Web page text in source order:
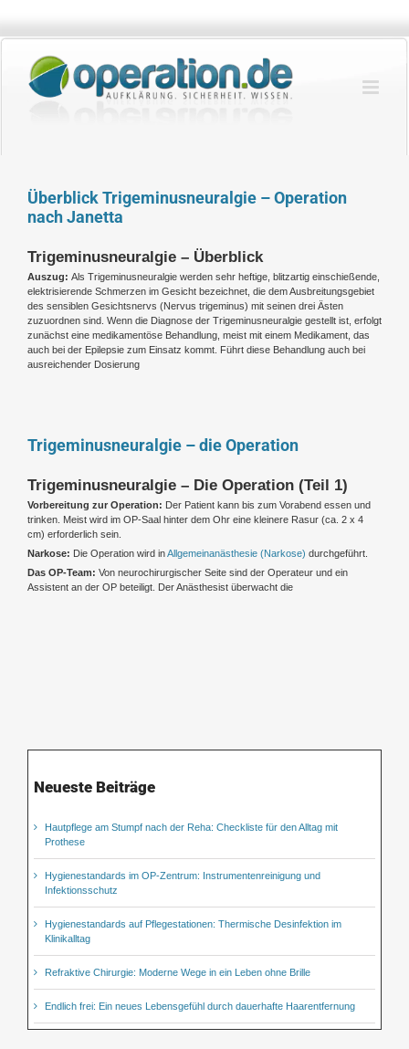
springen
Überblick Trigeminusneuralgie – Operation
nach Janetta
Trigeminusneuralgie – Überblick
Auszug: Als Trigeminusneuralgie werden sehr heftige, blitzartig einschießende,
elektrisierende Schmerzen im Gesicht bezeichnet, die dem Ausbreitungsgebiet
des sensiblen Gesichtsnervs (Nervus trigeminus) mit seinen drei Ästen
zuzuordnen sind. Wenn die Diagnose der Trigeminusneuralgie gestellt ist, erfolgt
zunächst eine medikamentöse Behandlung, meist mit einem Medikament, das
auch bei der Epilepsie zum Einsatz kommt. Führt diese Behandlung auch bei
ausreichender Dosierung
Trigeminusneuralgie – die Operation
Trigeminusneuralgie – Die Operation (Teil 1)
Vorbereitung zur Operation: Der Patient kann bis zum Vorabend essen und
trinken. Meist wird im OP-Saal hinter dem Ohr eine kleinere Rasur (ca. 2 x 4
cm) erforderlich sein.
Narkose: Die Operation wird inAllgemeinanästhesie (Narkose) durchgeführt.
Das OP-Team: Von neurochirurgischer Seite sind der Operateur und ein
Assistent an der OP beteiligt. Der Anästhesist überwacht die
Neueste Beiträge
Hautpflege am Stumpf nach der Reha: Checkliste für den Alltag mit
Prothese
Hygienestandards im OP-Zentrum: Instrumentenreinigung und
Infektionsschutz
Hygienestandards auf Pflegestationen: Thermische Desinfektion im
Klinikalltag
Refraktive Chirurgie: Moderne Wege in ein Leben ohne Brille
Endlich frei: Ein neues Lebensgefühl durch dauerhafte Haarentfernung